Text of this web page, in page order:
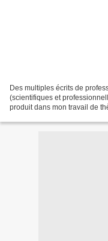
Des multiples écrits de
(scientifiques et
produit dans mon travail de